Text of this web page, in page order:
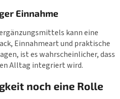
Einnahme
kann eine
Einnahmeart und praktische
ist es wahrscheinlicher, dass
Alltag integriert wird.
noch eine Rolle